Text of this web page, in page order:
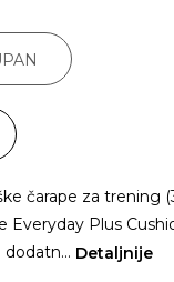
čarape za trening
Plus
dodatn... Detaljnije